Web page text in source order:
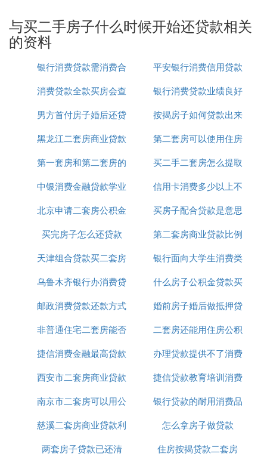
纳增值税,若购买2年以上的普通住房对外销售的,免征
增值税。
2、个人所得税：所购房屋不满五年上市交易时收
取，有两种方式，①税率20%，按财产转让所得(本
合理费用)计征;②未能提供原购房发票的按已成交价
格的1%征收。卖方承担
3%由买方承担;4、交易费：6元/平米，双方各付一
5、印花税：税率1‰，按正常交易成交价格计征，交
易双方各承担一半。6、登记费：普通二手房住宅类
7、土地收益金(代收)：房改房、经济适用房、安居工
程房买卖过户时收取，按房屋正常成交价的2%计
8、核档费：50元/宗。
贷款担保费贷款额×1%担保公司
10、评估费评估值×0.5%评估公司
11、中介费：各个中介公司收费标准不同，以中介收
三、办理二手房按揭贷款的流程：
（1）买卖双方签订购房合同并支付首付款后，到银
夫妻双方一起前来），中心工作人员经过审批通过
后，出具《贷款承诺书》，作为购房者办理贷款手续
的依据。
（2）凭身份证原件领借款合同的贷款支付凭证回
——保险柜（办理保险）——签约柜（签订借款合
与买二手房子什么时候开始还贷款相关
的资料
银行消费贷款需消费合
同吗
平安银行消费信用贷款
利率
消费贷款全款买房会查
吗
银行消费贷款业绩良好
简报
男方首付房子婚后还贷
款
按揭房子如何贷款出来
黑龙江二套房商业贷款
新政策
第二套房可以使用住房
公积金贷款吗
第一套房和第二套房的
贷款
买二手二套房怎么提取
公积金贷款吗
中银消费金融贷款学业
是不用利息吗
信用卡消费多少以上不
能抵押贷款
北京申请二套房公积金
贷款
买房子配合贷款是意思
买完房子怎么还贷款
第二套房商业贷款比例
天津组合贷款买二套房
首付
银行面向大学生消费类
贷款
乌鲁木齐银行办消费贷
款
什么房子公积金贷款买
房
邮政消费贷款还款方式
婚前房子婚后做抵押贷
款
非普通住宅二套房能否
公积金贷款
二套房还能用住房公积
金贷款
捷信消费金融最高贷款
20万
办理贷款提供不了消费
用途
西安市二套房商业贷款
政策
捷信贷款教育培训消费
凭证怎么弄
南京市二套房可以用公
积金贷款吗
银行贷款的耐用消费品
慈溪二套房商业贷款利
率
怎么拿房子做贷款
两套房子贷款已还清
住房按揭贷款二套房